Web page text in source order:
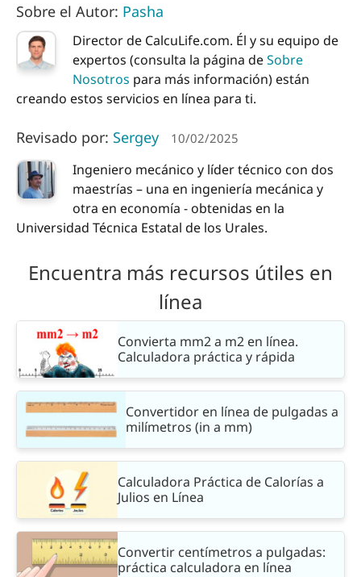
Sobre el Autor: Pasha
Director de CalcuLife.com. Él y su equipo de
expertos (consulta la página deSobre
Nosotros para más información) están
creando estos servicios en línea para ti.
Revisado por: Sergey 10/02/2025
Ingeniero mecánico y líder técnico con dos
maestrías – una en ingeniería mecánica y
otra en economía - obtenidas en la
Universidad Técnica Estatal de los Urales.
Encuentra más recursos útiles en
línea
Convierta mm2 a m2 en línea.
Calculadora práctica y rápida
Convertidor en línea de pulgadas a
milímetros (in a mm)
Calculadora Práctica de Calorías a
Julios en Línea
Convertir centímetros a pulgadas:
práctica calculadora en línea